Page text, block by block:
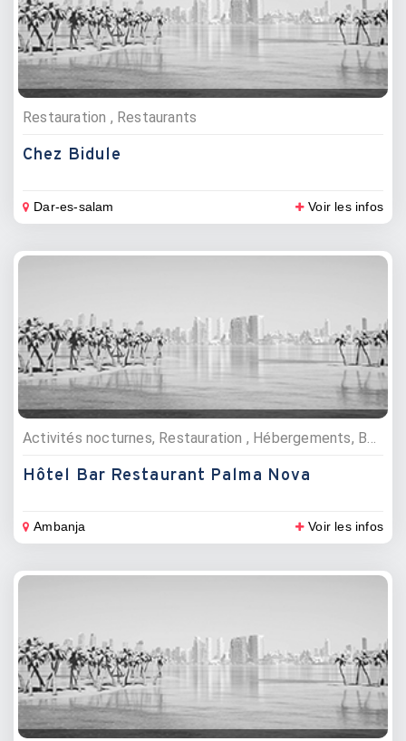
Restauration , Restaurants
Chez Bidule
Dar-es-salam Voir les infos
Hôtel Bar Restaurant Palma Nova
Ambanja Voir les infos